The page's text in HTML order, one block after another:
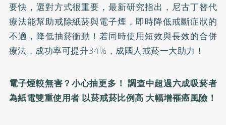
要快，選對方式很重要，最新研究指出，尼古丁替代
療法能幫助戒除紙菸與電子煙，即時降低戒斷症狀的
不適，降低抽菸衝動！若同時使用短效與長效的合併
療法，成功率可提升34%，成國人戒菸一大助力！
電子煙較無害？小心抽更多！調查中超過六成吸菸者
為紙電雙重使用者 以菸戒菸比例高 大幅增罹癌風險！